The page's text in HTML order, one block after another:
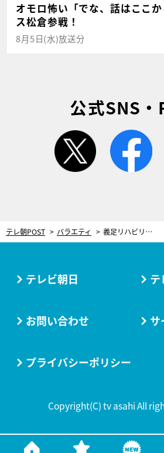
オモロ怖い「でな、話はここ
ス松倉参戦！
8月5日(水)放送分
公式SNS・
twitter
テレ朝POST バラエティ 義足リハビリ中のハチミツ二郎「漫才復帰したら、全員泣かしてやろうと思って」
テレビ朝日 テ
お問い合わせ サ
プライバシーポリシー
Copyright(C) tv asahi All